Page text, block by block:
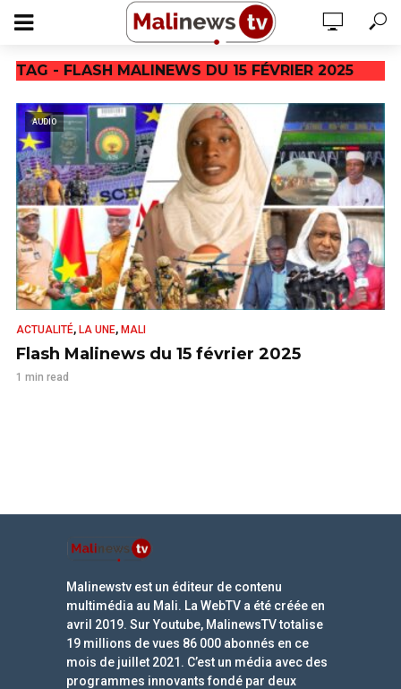
TAG - FLASH MALINEWS DU 15 FÉVRIER 2025
AUDIO
ACTUALITÉ, LA UNE, MALI
Flash Malinews du 15 février 2025
1 min read
Malinewstv est un éditeur de contenu
multimédia au Mali. La WebTV a été créée en
avril 2019. Sur Youtube, MalinewsTV totalise
19 millions de vues 86 000 abonnés en ce
mois de juillet 2021. C’est un média avec des
programmes innovants fondé par deux